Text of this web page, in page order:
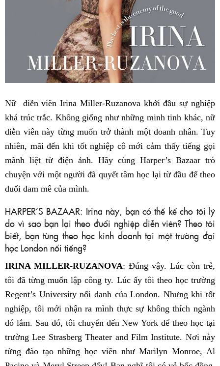
Nữ diễn viên Irina Miller-Ruzanova khởi đầu sự nghiệp
khá trúc trắc. Không giống như những minh tinh khác, nữ
diễn viên này từng muốn trở thành một doanh nhân. Tuy
nhiên, mãi đến khi tốt nghiệp cô mới cảm thấy tiếng gọi
mãnh liệt từ điện ảnh. Hãy cùng Harper’s Bazaar trò
chuyện với một người đã quyết tâm học lại từ đầu để theo
đuổi đam mê của mình.
HARPER’S BAZAAR: Irina này, bạn có thể kể cho tôi lý
do vì sao bạn lại theo đuổi nghiệp diễn viên? Theo tôi
biết, bạn từng theo học kinh doanh tại một trường đại
học London nổi tiếng?
IRINA MILLER-RUZANOVA: Đúng vậy. Lúc còn trẻ,
tôi đã từng muốn lập công ty. Lúc ấy tôi theo học trường
Regent’s University nổi danh của London. Nhưng khi tốt
nghiệp, tôi mới nhận ra mình thực sự không thích ngành
đó lắm. Sau đó, tôi chuyển đến New York để theo học tại
trường Lee Strasberg Theater and Film Institute. Nơi này
từng đào tạo những học viên như Marilyn Monroe, Al